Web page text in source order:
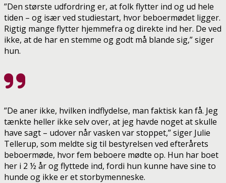
”Den største udfordring er, at folk flytter ind og ud hele
tiden – og især ved studiestart, hvor beboermødet ligger.
Rigtig mange flytter hjemmefra og direkte ind her. De ved
ikke, at de har en stemme og godt må blande sig,” siger
hun.
”De aner ikke, hvilken indflydelse, man faktisk kan få. Jeg
tænkte heller ikke selv over, at jeg havde noget at skulle
have sagt – udover når vasken var stoppet,” siger Julie
Tellerup, som meldte sig til bestyrelsen ved efterårets
beboermøde, hvor fem beboere mødte op. Hun har boet
her i 2 ½ år og flyttede ind, fordi hun kunne have sine to
hunde og ikke er et storbymenneske.